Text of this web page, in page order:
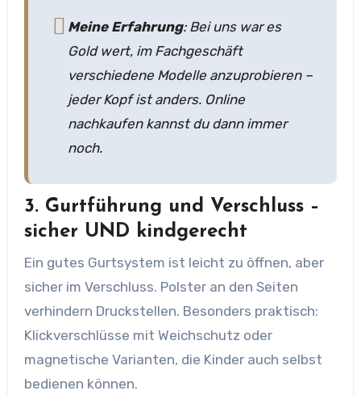
Meine Erfahrung: Bei uns war es
Gold wert, im Fachgeschäft
verschiedene Modelle anzuprobieren –
jeder Kopf ist anders. Online
nachkaufen kannst du dann immer
noch.
3. Gurtführung und Verschluss –
sicher UND kindgerecht
Ein gutes Gurtsystem ist leicht zu öffnen, aber
sicher im Verschluss. Polster an den Seiten
verhindern Druckstellen. Besonders praktisch:
Klickverschlüsse mit Weichschutz oder
magnetische Varianten, die Kinder auch selbst
bedienen können.